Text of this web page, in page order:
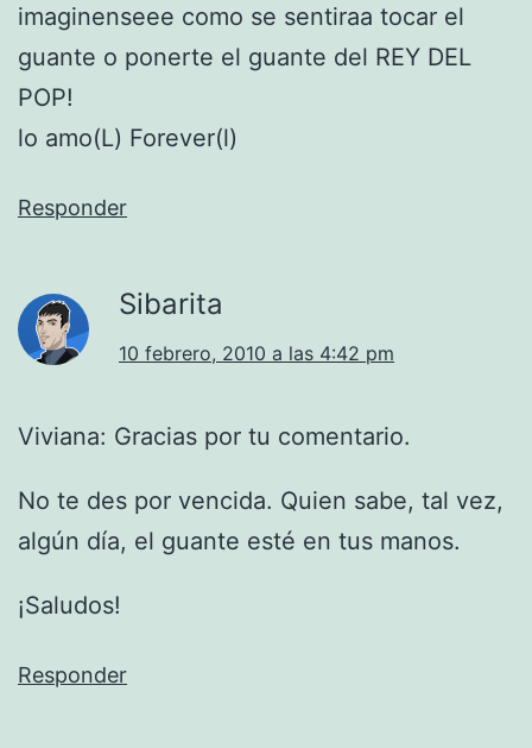
imaginenseee como se sentiraa tocar el
guante o ponerte el guante del REY DEL
POP!
lo amo(L) Forever(l)
Responder
Sibarita
10 febrero, 2010 a las 4:42 pm
Viviana: Gracias por tu comentario.
No te des por vencida. Quien sabe, tal vez,
algún día, el guante esté en tus manos.
¡Saludos!
Responder